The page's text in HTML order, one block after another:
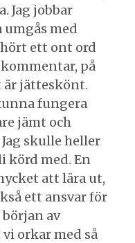
Jag jobbar
med
ett ont ord
på
är jätteskönt.
fungera
jämt och
skulle heller
körd med. En
att lära ut,
ett ansvar för
av
orkar med så